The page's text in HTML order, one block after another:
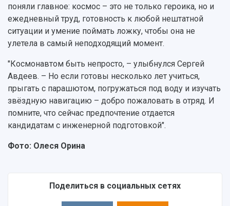
поняли главное: космос – это не только героика, но и
ежедневный труд, готовность к любой нештатной
ситуации и умение поймать ложку, чтобы она не
улетела в самый неподходящий момент.
"Космонавтом быть непросто, – улыбнулся Сергей
Авдеев. – Но если готовы несколько лет учиться,
прыгать с парашютом, погружаться под воду и изучать
звёздную навигацию – добро пожаловать в отряд. И
помните, что сейчас предпочтение отдается
кандидатам с инженерной подготовкой".
Фото: Олеся Орина
Поделиться в социальных сетях